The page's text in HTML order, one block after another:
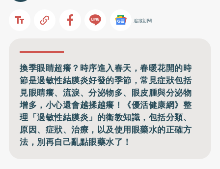
追蹤訂閱
換季眼睛超癢？時序進入春天，春暖花開的時
節是過敏性結膜炎好發的季節，常見症狀包括
見眼睛癢、流淚、分泌物多、眼皮腫與分泌物
增多，小心還會越揉越癢！《優活健康網》整
理「過敏性結膜炎」的衛教知識，包括分類、
原因、症狀、治療，以及使用眼藥水的正確方
法，別再自己亂點眼藥水了！